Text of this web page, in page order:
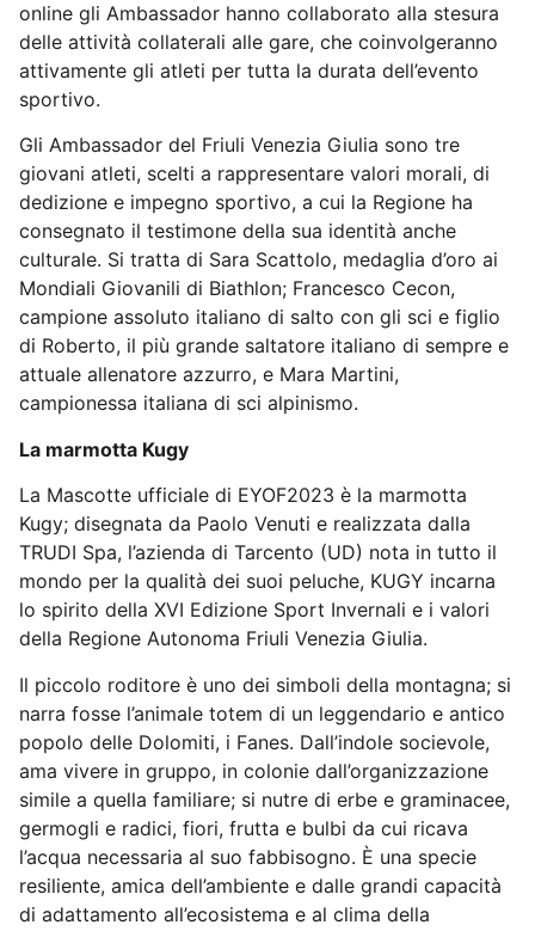
online gli Ambassador hanno collaborato alla stesura
delle attività collaterali alle gare, che coinvolgeranno
attivamente gli atleti per tutta la durata dell’evento
sportivo.
Gli Ambassador del Friuli Venezia Giulia sono tre
giovani atleti, scelti a rappresentare valori morali, di
dedizione e impegno sportivo, a cui la Regione ha
consegnato il testimone della sua identità anche
culturale. Si tratta di Sara Scattolo, medaglia d’oro ai
Mondiali Giovanili di Biathlon; Francesco Cecon,
campione assoluto italiano di salto con gli sci e figlio
di Roberto, il più grande saltatore italiano di sempre e
attuale allenatore azzurro, e Mara Martini,
campionessa italiana di sci alpinismo.
La marmotta Kugy
La Mascotte ufficiale di EYOF2023 è la marmotta
Kugy; disegnata da Paolo Venuti e realizzata dalla
TRUDI Spa, l’azienda di Tarcento (UD) nota in tutto il
mondo per la qualità dei suoi peluche, KUGY incarna
lo spirito della XVI Edizione Sport Invernali e i valori
della Regione Autonoma Friuli Venezia Giulia.
Il piccolo roditore è uno dei simboli della montagna; si
narra fosse l’animale totem di un leggendario e antico
popolo delle Dolomiti, i Fanes. Dall’indole socievole,
ama vivere in gruppo, in colonie dall’organizzazione
simile a quella familiare; si nutre di erbe e graminacee,
germogli e radici, fiori, frutta e bulbi da cui ricava
l’acqua necessaria al suo fabbisogno. È una specie
resiliente, amica dell’ambiente e dalle grandi capacità
di adattamento all’ecosistema e al clima della